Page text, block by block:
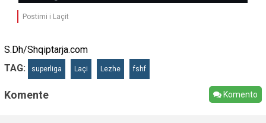
Postimi i Laçit
S.Dh/Shqiptarja.com
TAG:
superliga Laçi Lezhe fshf
Komente Komento